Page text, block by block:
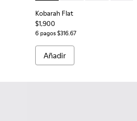
Kobarah Flat
$1,900
6 pagos $316.67
Añadir